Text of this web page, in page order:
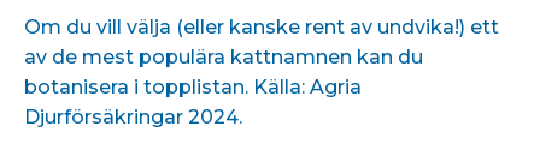
Om du vill välja (eller kanske rent av undvika!) ett
av de mest populära kattnamnen kan du
botanisera i topplistan. Källa: Agria
Djurförsäkringar 2024.